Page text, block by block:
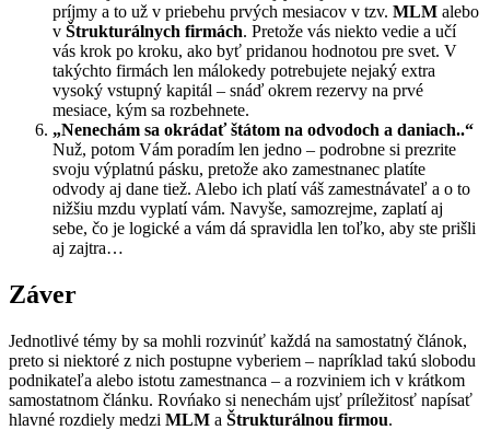
príjmy a to už v priebehu prvých mesiacov v tzv. MLM alebo
v Štrukturálnych firmách. Pretože vás niekto vedie a učí
vás krok po kroku, ako byť pridanou hodnotou pre svet. V
takýchto firmách len málokedy potrebujete nejaký extra
vysoký vstupný kapitál – snáď okrem rezervy na prvé
mesiace, kým sa rozbehnete.
„Nenechám sa okrádať štátom na odvodoch a daniach..“
Nuž, potom Vám poradím len jedno – podrobne si prezrite
svoju výplatnú pásku, pretože ako zamestnanec platíte
odvody aj dane tiež. Alebo ich platí váš zamestnávateľ a o to
nižšiu mzdu vyplatí vám. Navyše, samozrejme, zaplatí aj
sebe, čo je logické a vám dá spravidla len toľko, aby ste prišli
aj zajtra…
Záver
Jednotlivé témy by sa mohli rozvinúť každá na samostatný článok,
preto si niektoré z nich postupne vyberiem – napríklad takú slobodu
podnikateľa alebo istotu zamestnanca – a rozviniem ich v krátkom
samostatnom článku. Rovńako si nenechám ujsť príležitosť napísať
hlavné rozdiely medzi MLM a Štrukturálnou firmou.